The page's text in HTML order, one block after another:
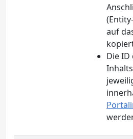
auf
Die ID